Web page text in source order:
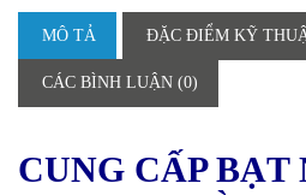
MÔ TẢ ĐẶC ĐIỂM KỸ
CÁC BÌNH LUẬN (0)
CUNG CẤP